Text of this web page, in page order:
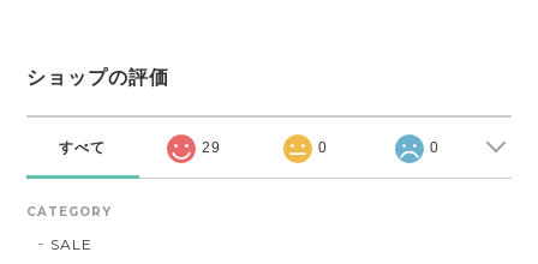
ショップの評価
すべて 29 0 0
CATEGORY
SALE